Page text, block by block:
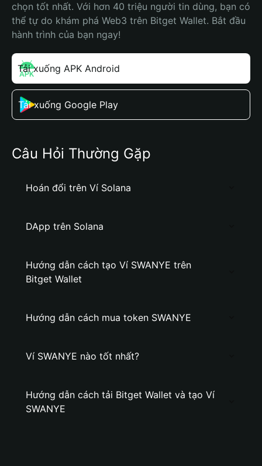
chọn tốt nhất. Với hơn 40 triệu người tin dùng, bạn có
thể tự do khám phá Web3 trên Bitget Wallet. Bắt đầu
hành trình của bạn ngay!
Tải xuống APK Android
Tải xuống Google Play
Câu Hỏi Thường Gặp
Hoán đổi trên Ví Solana
DApp trên Solana
Hướng dẫn cách tạo Ví SWANYE trên
Bitget Wallet
Hướng dẫn cách mua token SWANYE
Ví SWANYE nào tốt nhất?
Hướng dẫn cách tải Bitget Wallet và tạo Ví
SWANYE